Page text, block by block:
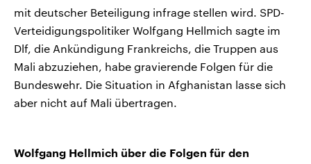
mit deutscher Beteiligung infrage stellen wird. SPD-
Verteidigungspolitiker Wolfgang Hellmich sagte im
Dlf, die Ankündigung Frankreichs, die Truppen aus
Mali abzuziehen, habe gravierende Folgen für die
Bundeswehr. Die Situation in Afghanistan lasse sich
aber nicht auf Mali übertragen.
Wolfgang Hellmich über die Folgen für den